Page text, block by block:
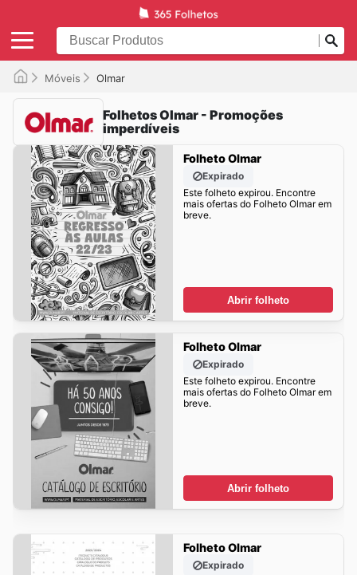
Móveis Olmar
Folhetos Olmar - Promoções
imperdíveis
Folheto Olmar
Expirado
Este folheto expirou. Encontre
mais ofertas do Folheto Olmar em
breve.
Abrir folheto
Folheto Olmar
Expirado
Este folheto expirou. Encontre
mais ofertas do Folheto Olmar em
breve.
Abrir folheto
Folheto Olmar
Expirado